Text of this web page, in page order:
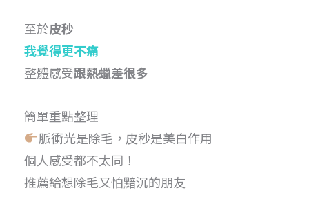
至於皮秒
我覺得更不痛
整體感受跟熱蠟差很多
簡單重點整理
脈衝光是除毛，皮秒是美白作用
個人感受都不太同！
推薦給想除毛又怕黯沉的朋友